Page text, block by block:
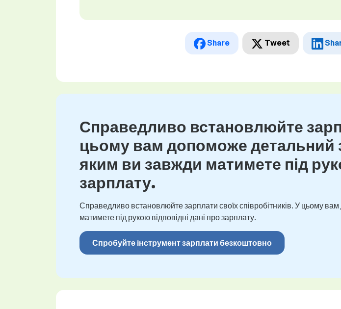
Share Tweet
Справедливо встановлюйте
цьому вам допоможе детальний
яким ви завжди матимете під
зарплату.
Справедливо встановлюйте зарплати своїх співробітників. У цьому
матимете під рукою відповідні дані про зарплату.
Спробуйте інструмент зарплати безкоштовно